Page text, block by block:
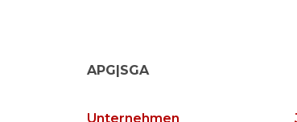
APG|SGA
Unternehmen